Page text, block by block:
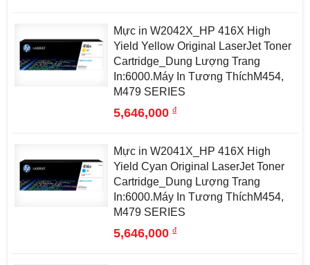
Mực in W2042X_HP 416X High
Yield Yellow Original LaserJet Toner
Cartridge_Dung Lượng Trang
In:6000.Máy In Tương ThíchM454,
M479 SERIES
5,646,000đ
Mực in W2041X_HP 416X High
Yield Cyan Original LaserJet Toner
Cartridge_Dung Lượng Trang
In:6000.Máy In Tương ThíchM454,
M479 SERIES
5,646,000đ